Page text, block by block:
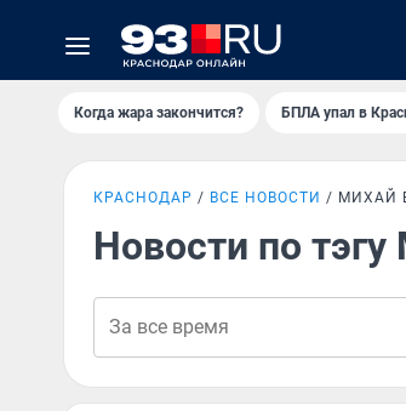
Когда жара закончится? БПЛА упал в
КРАСНОДАР ВСЕ НОВОСТИ МИХАЙ
Новости по